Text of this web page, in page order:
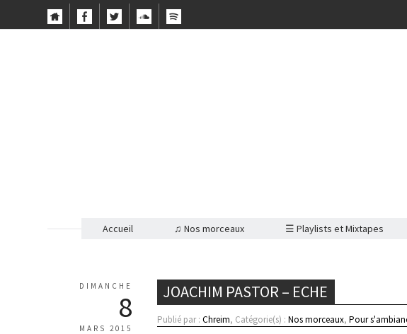
Accueil ♫ Nos morceaux ☰ Playlists et Mixtapes
DIMANCHE
8
MARS 2015
JOACHIM PASTOR – ECHE
Publié par :Chreim, Catégorie(s) :Nos morceaux,Pour